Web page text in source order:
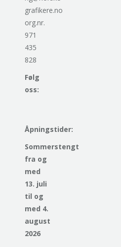
grafikere.no
org.nr.
971
435
828
Følg
oss:
Åpningstider:
Sommerstengt
fra og
med
13. juli
til og
med 4.
august
2026